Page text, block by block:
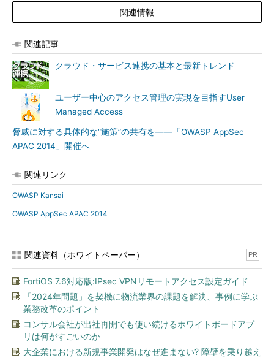
Active DirectoryやCookieを利用したサインオンが主流だ。クラ
ウドサービスでも同じようにシングルサインオンを行う仕組みが
いように実装が行える。サイボウズのサービスでは、SAML 2.0
を利用した認証を行っている。
ID連携を行うと、仕組み上クラウドサービスにパスワードを預
ける必要がなく、パスワード漏えいが防止できること、多要素認
証など、パスワードポリシーを社内認証システム側で設定できる
ためクラウドサービス側の仕様に左右されないことなどがメリッ
トとして挙げられる。
だが一方で、認証システムが止まってしまうとすべてのサービ
にくいというデメリットもある。ただ、最近は認証機能の提供に
アイデンティティ・プロビジョニングにおける特殊な日本の事情
浅賀氏は加えてアカウントの登録、変更、削除を連携先システ
ムに反映させるアイデンティティ・プロビジョニングについても
解説を行った。プロビジョニングにはAPIで連携させる手法があ
るが、まだプロトコル、フォーマットが統一されていないのが現
状だという。
関連情報
関連記事
クラウド・サービス連携の基本と最新トレンド
ユーザー中心のアクセス管理の実現を目指すUser
Managed Access
脅威に対する具体的な“施策”の共有を――「OWASP AppSec
APAC 2014」開催へ
関連リンク
OWASP Kansai
OWASP AppSec APAC 2014
関連資料（ホワイトペーパー） PR
FortiOS 7.6対応版:IPsec VPNリモートアクセス設定ガイド
「2024年問題」を契機に物流業界の課題を解決、事例に学ぶ
業務改革のポイント
コンサル会社が出社再開でも使い続けるホワイトボードアプ
リは何がすごいのか
大企業における新規事業開発はなぜ進まない? 障壁を乗り越え